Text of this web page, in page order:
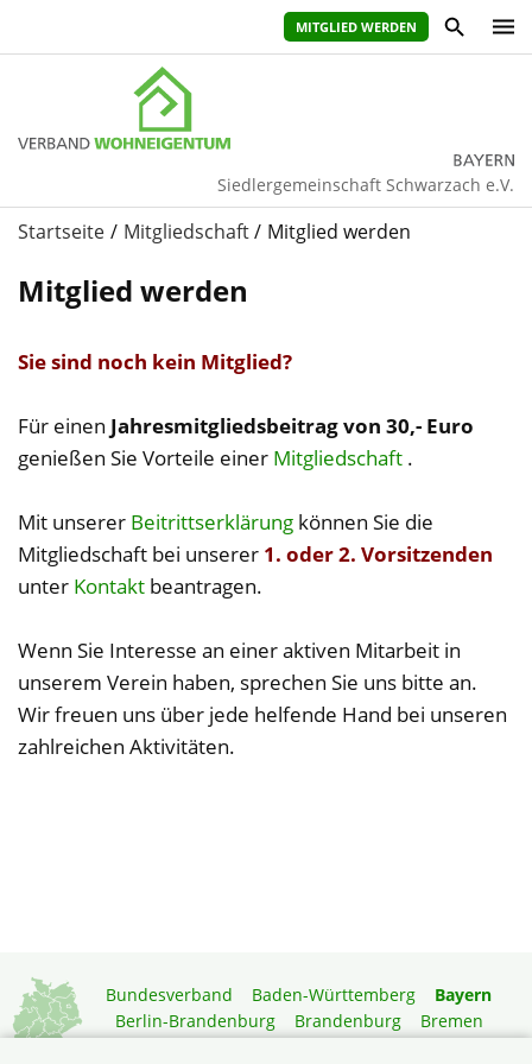
MITGLIED WERDEN
Siedlergemeinschaft Schwarzach e.V.
Startseite Mitgliedschaft Mitglied werden
Mitglied werden
Sie sind noch kein Mitglied?
Für einen Jahresmitgliedsbeitrag von 30,- Euro
genießen Sie Vorteile einer Mitgliedschaft .
Mit unserer Beitrittserklärung können Sie die
Mitgliedschaft bei unserer 1. oder 2. Vorsitzenden
unter Kontakt beantragen.
Wenn Sie Interesse an einer aktiven Mitarbeit in
unserem Verein haben, sprechen Sie uns bitte an.
Wir freuen uns über jede helfende Hand bei unseren
zahlreichen Aktivitäten.
Bundesverband Baden-Württemberg
Bayern
Berlin-Brandenburg
Brandenburg
Bremen